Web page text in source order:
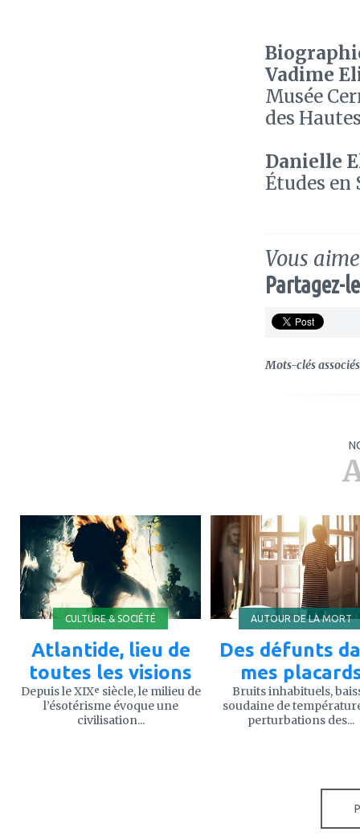
Vadime
Musée
des
Danielle
Études en
Vous
Partagez-
Mots-clés
mes
favoris
CULTURE & SOCIÉTÉ
Atlantide, lieu de
toutes les visions
Depuis le XIXᵉ siècle, le milieu de
l’ésotérisme évoque une
civilisation...
à
mes
favoris
AUTOUR DE LA MORT
Des défunts
mes
Bruits inhabituels,
soudaine de
perturbations des...